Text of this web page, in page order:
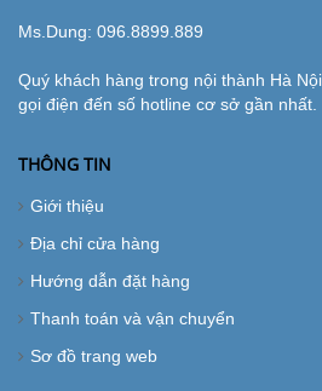
Ms.Dung: 096.8899.889
Quý khách hàng trong nội thành Hà
gọi điện đến số hotline cơ sở gần nhất.
THÔNG TIN
Giới thiệu
Địa chỉ cửa hàng
Hướng dẫn đặt hàng
Thanh toán và vận chuyển
Sơ đồ trang web